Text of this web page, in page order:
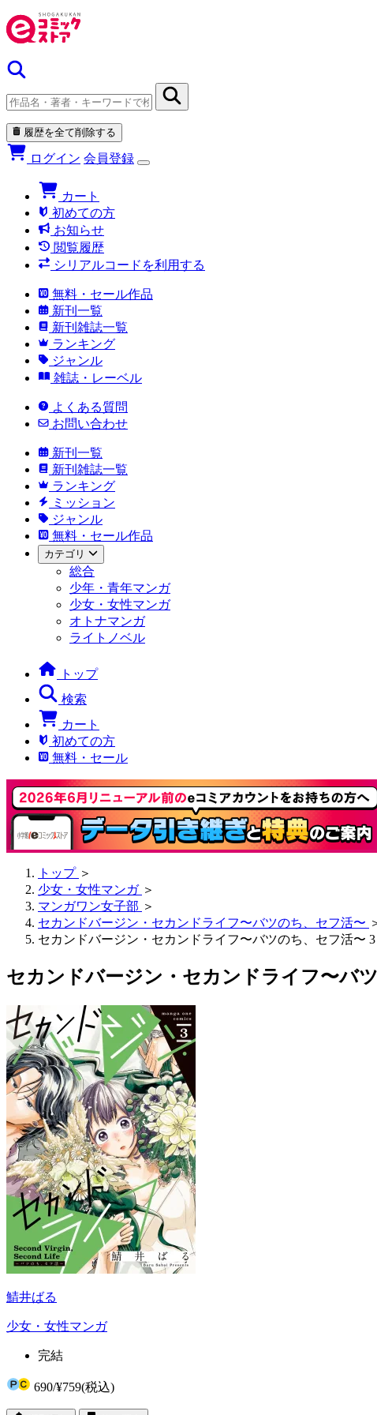
履歴を全て削除する
ログイン 会員登録
カート
初めての方
お知らせ
閲覧履歴
シリアルコードを利用する
無料・セール作品
新刊一覧
新刊雑誌一覧
ランキング
ジャンル
雑誌・レーベル
よくある質問
お問い合わせ
新刊一覧
新刊雑誌一覧
ランキング
ミッション
ジャンル
無料・セール作品
カテゴリ
総合
少年・青年マンガ
少女・女性マンガ
オトナマンガ
ライトノベル
トップ
検索
カート
初めての方
無料・セール
トップ ＞
少女・女性マンガ ＞
マンガワン女子部 ＞
セカンドバージン・セカンドライフ〜バツのち、セフ活〜
セカンドバージン・セカンドライフ〜バツのち、セフ活〜 3
セカンドバージン・セカンドライフ〜バ
鯖井ばる
少女・女性マンガ
完結
690/¥759(税込)